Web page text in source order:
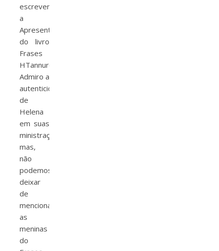
escrever
a
Apresentação
do livro
Frases
HTannure.
Admiro a
autenticidade
de
Helena
em suas
ministrações,
mas,
não
podemos
deixar
de
mencionar
as
meninas
do